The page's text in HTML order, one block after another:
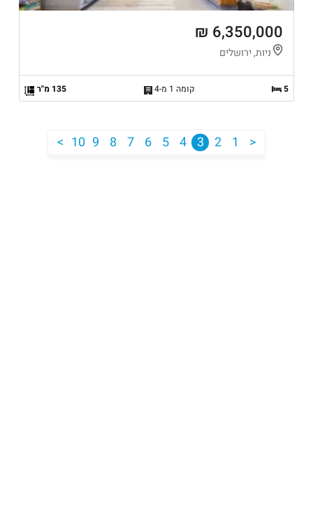
6,350,000 ₪
ניות, ירושלים
5 קומה 1 מ-4 135 מ"ר
>
1
2
3
4
5
6
7
8
9
10
<